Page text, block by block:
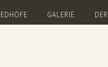
GALERIE